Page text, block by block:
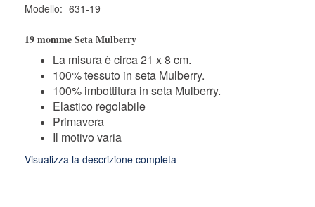
Modello: 631-19
19 momme Seta Mulberry
La misura è circa 21 x 8 cm.
100% tessuto in seta Mulberry.
100% imbottitura in seta Mulberry.
Elastico regolabile
Primavera
Il motivo varia
Visualizza la descrizione completa